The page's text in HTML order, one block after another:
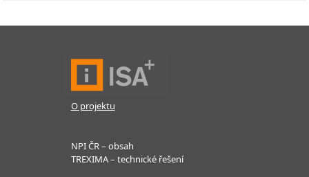
O projektu
NPI ČR – obsah
TREXIMA – technické řešení